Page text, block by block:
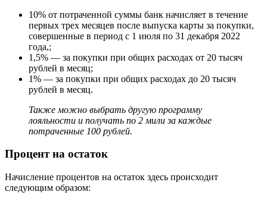
10% от потраченной суммы банк начисляет в течение
первых трех месяцев после выпуска карты за покупки,
совершенные в период с 1 июля по 31 декабря 2022
года,;
1,5% — за покупки при общих расходах от 20 тысяч
рублей в месяц;
1% — за покупки при общих расходах до 20 тысяч
рублей в месяц.
Также можно выбрать другую программу
лояльности и получать по 2 мили за каждые
потраченные 100 рублей.
Процент на остаток
Начисление процентов на остаток здесь происходит
следующим образом: